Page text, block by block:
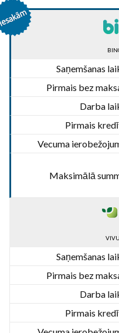
Saņemšanas
Pirmais bez
Darba
Pirmais
Vecuma
Maksimālā
Saņemšanas
Pirmais bez
Darba
Pirmais